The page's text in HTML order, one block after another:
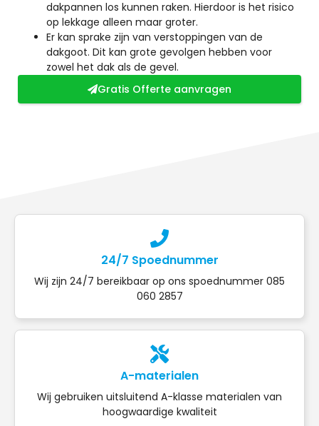
dakpannen los kunnen raken. Hierdoor is het risico
op lekkage alleen maar groter.
Er kan sprake zijn van verstoppingen van de
dakgoot. Dit kan grote gevolgen hebben voor
zowel het dak als de gevel.
Gratis Offerte aanvragen
24/7 Spoednummer
Wij zijn 24/7 bereikbaar op ons spoednummer 085
060 2857
A-materialen
Wij gebruiken uitsluitend A-klasse materialen van
hoogwaardige kwaliteit